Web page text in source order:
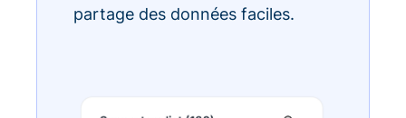
partage des données faciles.